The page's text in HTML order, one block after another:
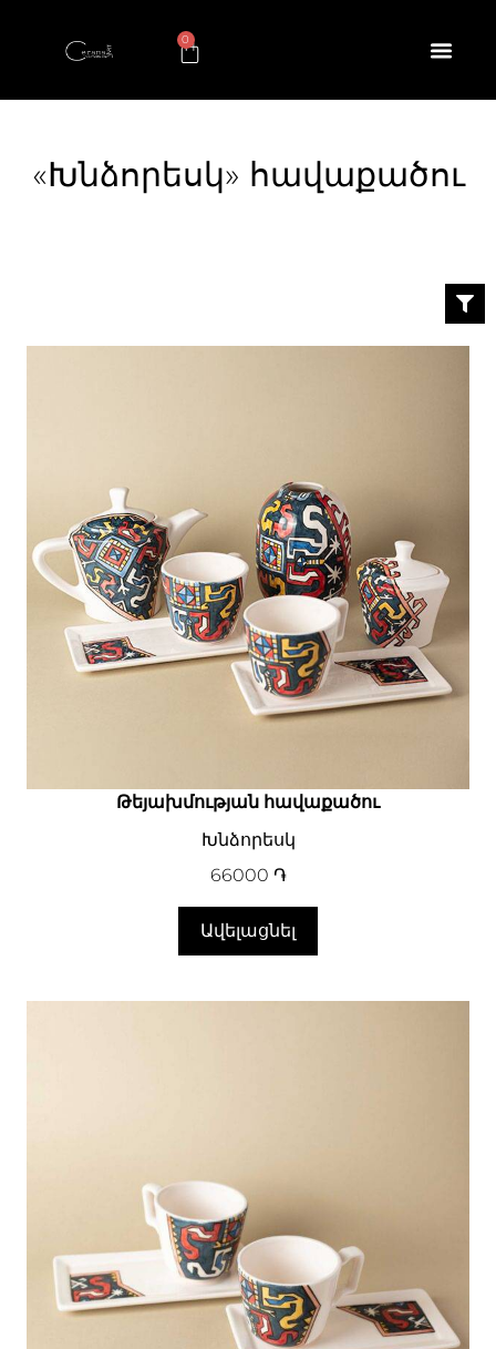
0
«Խնձորեսկ» հավաքածու
Թեյախմության հավաքածու
Խնձորեսկ
66000 ֏
Ավելացնել